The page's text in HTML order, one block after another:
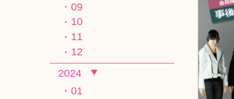
09
10
11
12
2024
01